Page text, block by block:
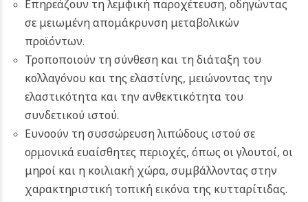
Επηρεάζουν τη λεμφική παροχέτευση, οδηγώντας
σε μειωμένη απομάκρυνση μεταβολικών
προϊόντων.
Τροποποιούν τη σύνθεση και τη διάταξη του
κολλαγόνου και της ελαστίνης, μειώνοντας την
ελαστικότητα και την ανθεκτικότητα του
συνδετικού ιστού.
Ευνοούν τη συσσώρευση λιπώδους ιστού σε
ορμονικά ευαίσθητες περιοχές, όπως οι γλουτοί, οι
μηροί και η κοιλιακή χώρα, συμβάλλοντας στην
χαρακτηριστική τοπική εικόνα της κυτταρίτιδας.